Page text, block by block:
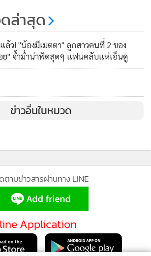
#happy #sea #sand #sun
#huahin #capenidhra
Sakaojai Poonsawatd(@oomsakaojai) on
อวดหุ่นแซบกับบิกินีซี้ดสุดๆ
ล่าสุด
ล้ว! "น้องมีเมตตา" ลูกสาวคนที่ 2 ของ
ย" จ้ำม่ำน่าฟัดสุดๆ แฟนคลับแห่เอ็นดู
ข่าวอื่นในหมวด
ตามข่าวสารผ่านทาง LINE
Application